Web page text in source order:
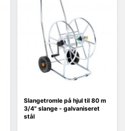
Slangetromle på hjul til 80 m
3/4" slange - galvaniseret
stål